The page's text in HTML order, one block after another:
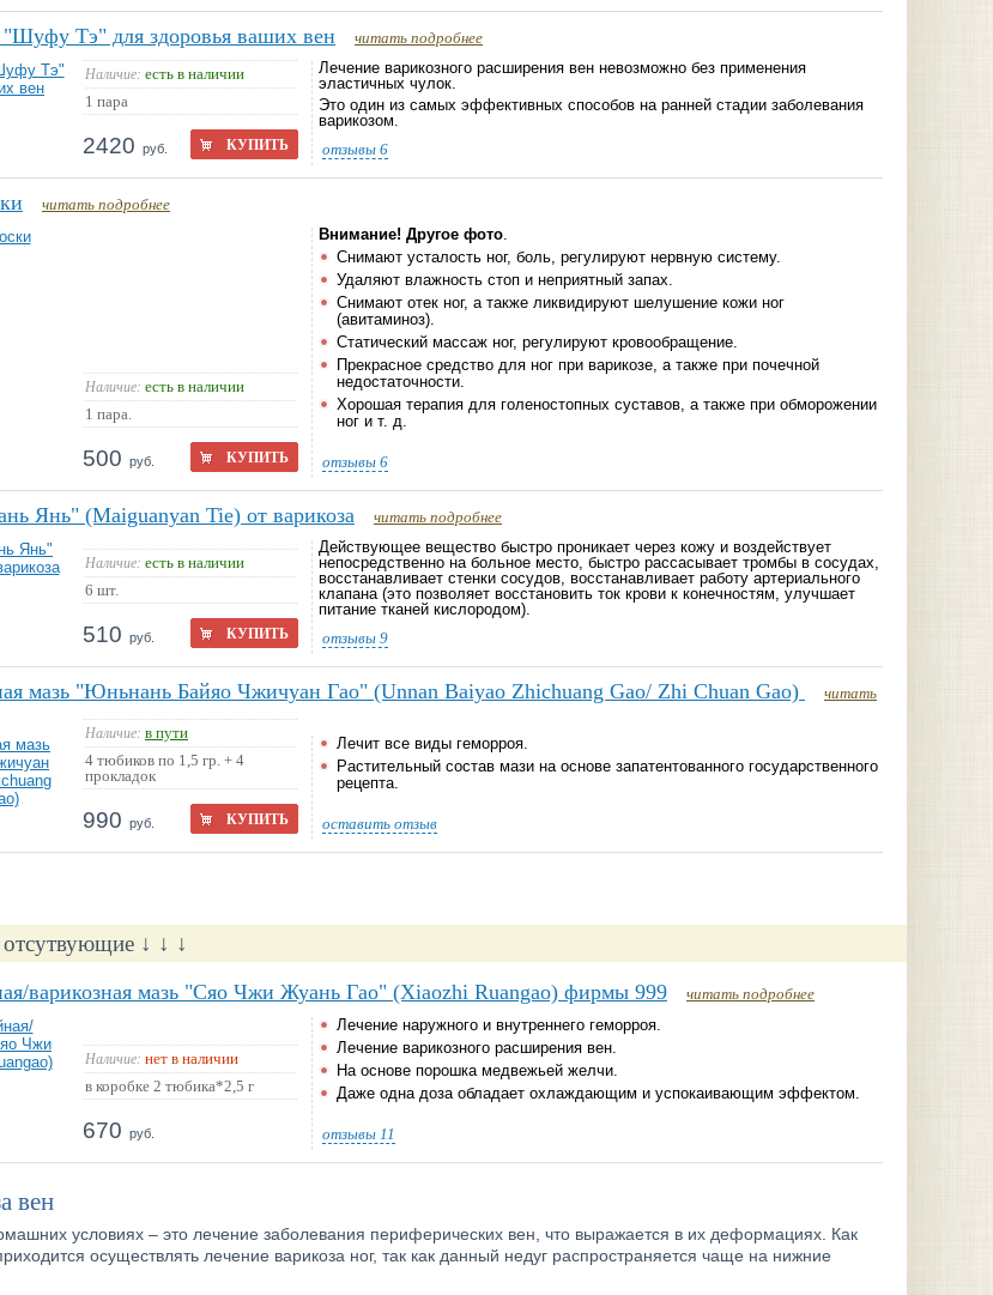
Тэ" для здоровья ваших вен читать подробнее
Наличие: есть в наличии
1 пара
2420 руб. КУПИТЬ
Лечение варикозного расширения вен невозможно без применения
эластичных чулок.
Это один из самых эффективных способов на ранней стадии заболевания
варикозом.
отзывы 6
читать подробнее
Наличие: есть в наличии
1 пара.
500 руб. КУПИТЬ
Внимание! Другое фото.
Снимают усталость ног, боль, регулируют нервную систему.
Удаляют влажность стоп и неприятный запах.
Снимают отек ног, а также ликвидируют шелушение кожи ног
(авитаминоз).
Статический массаж ног, регулируют кровообращение.
Прекрасное средство для ног при варикозе, а также при почечной
недостаточности.
Хорошая терапия для голеностопных суставов, а также при обморожении
ног и т. д.
отзывы 6
Янь" (Maiguanyan Tie) от варикоза читать подробнее
Наличие: есть в наличии
6 шт.
510 руб. КУПИТЬ
Действующее вещество быстро проникает через кожу и воздействует
непосредственно на больное место, быстро рассасывает тромбы в сосудах,
восстанавливает стенки сосудов, восстанавливает работу артериального
клапана (это позволяет восстановить ток крови к конечностям, улучшает
питание тканей кислородом).
отзывы 9
мазь "Юньнань Байяо Чжичуан Гао" (Unnan Baiyao Zhichuang Gao/ Zhi Chuan Gao)
читать
Наличие: в пути
4 тюбиков по 1,5 гр. + 4
прокладок
990 руб. КУПИТЬ
Лечит все виды геморроя.
Растительный состав мази на основе запатентованного государственного
рецепта.
оставить отзыв
↓ ↓ ↓
варикозная мазь "Сяо Чжи Жуань Гао" (Xiaozhi Ruangao) фирмы 999 читать подробнее
Наличие: нет в наличии
в коробке 2 тюбика*2,5 г
670 руб.
Лечение наружного и внутреннего геморроя.
Лечение варикозного расширения вен.
На основе порошка медвежьей желчи.
Даже одна доза обладает охлаждающим и успокаивающим эффектом.
отзывы 11
вен
условиях – это лечение заболевания периферических вен, что выражается в их деформациях. Как
осуществлять лечение варикоза ног, так как данный недуг распространяется чаще на нижние